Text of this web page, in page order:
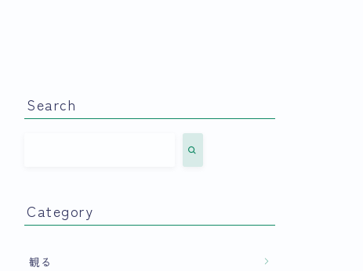
Search
Category
観る